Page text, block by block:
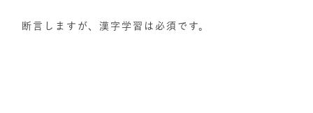
断言しますが、漢字学習は必須です。